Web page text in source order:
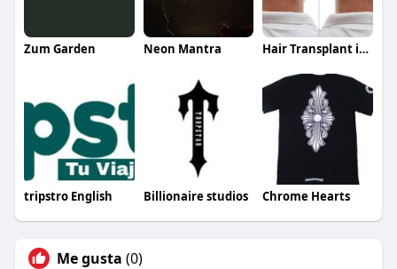
Zum Garden Neon Mantra Hair Transplant in Riyadh
tripstro English Billionaire studios Chrome Hearts
Me gusta (0)